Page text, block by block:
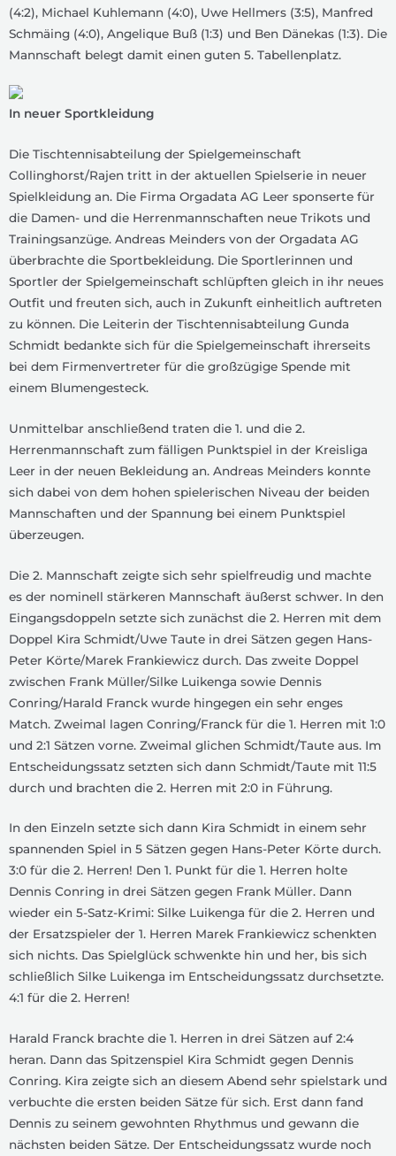
(4:2), Michael Kuhlemann (4:0), Uwe Hellmers (3:5), Manfred
Schmäing (4:0), Angelique Buß (1:3) und Ben Dänekas (1:3). Die
Mannschaft belegt damit einen guten 5. Tabellenplatz.
In neuer Sportkleidung
Die Tischtennisabteilung der Spielgemeinschaft
Collinghorst/Rajen tritt in der aktuellen Spielserie in neuer
Spielkleidung an. Die Firma Orgadata AG Leer sponserte für
die Damen- und die Herrenmannschaften neue Trikots und
Trainingsanzüge. Andreas Meinders von der Orgadata AG
überbrachte die Sportbekleidung. Die Sportlerinnen und
Sportler der Spielgemeinschaft schlüpften gleich in ihr neues
Outfit und freuten sich, auch in Zukunft einheitlich auftreten
zu können. Die Leiterin der Tischtennisabteilung Gunda
Schmidt bedankte sich für die Spielgemeinschaft ihrerseits
bei dem Firmenvertreter für die großzügige Spende mit
einem Blumengesteck.
Unmittelbar anschließend traten die 1. und die 2.
Herrenmannschaft zum fälligen Punktspiel in der Kreisliga
Leer in der neuen Bekleidung an. Andreas Meinders konnte
sich dabei von dem hohen spielerischen Niveau der beiden
Mannschaften und der Spannung bei einem Punktspiel
überzeugen.
Die 2. Mannschaft zeigte sich sehr spielfreudig und machte
es der nominell stärkeren Mannschaft äußerst schwer. In den
Eingangsdoppeln setzte sich zunächst die 2. Herren mit dem
Doppel Kira Schmidt/Uwe Taute in drei Sätzen gegen Hans-
Peter Körte/Marek Frankiewicz durch. Das zweite Doppel
zwischen Frank Müller/Silke Luikenga sowie Dennis
Conring/Harald Franck wurde hingegen ein sehr enges
Match. Zweimal lagen Conring/Franck für die 1. Herren mit 1:0
und 2:1 Sätzen vorne. Zweimal glichen Schmidt/Taute aus. Im
Entscheidungssatz setzten sich dann Schmidt/Taute mit 11:5
durch und brachten die 2. Herren mit 2:0 in Führung.
In den Einzeln setzte sich dann Kira Schmidt in einem sehr
spannenden Spiel in 5 Sätzen gegen Hans-Peter Körte durch.
3:0 für die 2. Herren! Den 1. Punkt für die 1. Herren holte
Dennis Conring in drei Sätzen gegen Frank Müller. Dann
wieder ein 5-Satz-Krimi: Silke Luikenga für die 2. Herren und
der Ersatzspieler der 1. Herren Marek Frankiewicz schenkten
sich nichts. Das Spielglück schwenkte hin und her, bis sich
schließlich Silke Luikenga im Entscheidungssatz durchsetzte.
4:1 für die 2. Herren!
Harald Franck brachte die 1. Herren in drei Sätzen auf 2:4
heran. Dann das Spitzenspiel Kira Schmidt gegen Dennis
Conring. Kira zeigte sich an diesem Abend sehr spielstark und
verbuchte die ersten beiden Sätze für sich. Erst dann fand
Dennis zu seinem gewohnten Rhythmus und gewann die
nächsten beiden Sätze. Der Entscheidungssatz wurde noch